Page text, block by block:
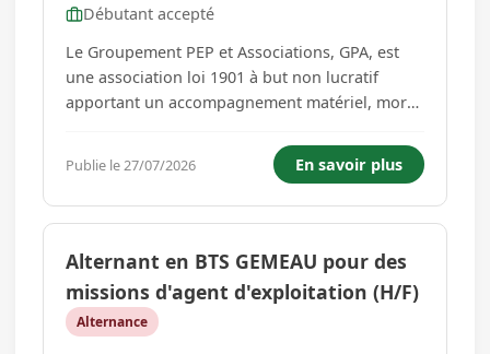
Débutant accepté
Le Groupement PEP et Associations, GPA, est
une association loi 1901 à but non lucratif
apportant un accompagnement matériel, moral
adultes, à leur famille, à leurs proches aidants
tout particulièrement aux personnes en
situation de pauvreté, de vul...
Publie le 27/07/2026 En savoir plus
Alternant en BTS GEMEAU pour des
missions d'agent d'exploitation (H/F)
Alternance